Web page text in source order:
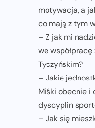
motywacja, a
co mają z tym
– Z jakimi
we
Tyczyńskim?
– Jakie
Miśki obecnie i
dyscyplin
– Jak się